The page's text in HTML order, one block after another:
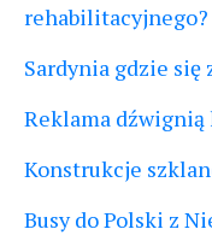
rehabilitacyjnego?
Sardynia gdzie się
Reklama dźwignią
Konstrukcje
Busy do Polski z